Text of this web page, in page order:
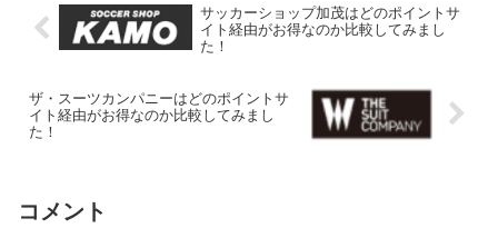
サッカーショップ加茂はどのポイントサ
イト経由がお得なのか比較してみまし
た！
ザ・スーツカンパニーはどのポイントサ
イト経由がお得なのか比較してみまし
た！
コメント